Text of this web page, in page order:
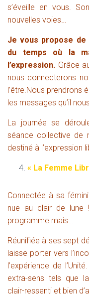
s’éveille en vous. S
nouvelles voies…
Je vous propose
du temps où la
l’expression. Grâce
nous connecterons
l’être.Nous prendrons
les messages qu’il
La journée se
séance collective de
destiné à l’expression
« La Femme
Connectée à sa
nue au clair de lune
programme mais…
Réunifiée à ses sept
laisse porter vers
l’expérience de
extra-sens tels que
clair-ressenti et bien